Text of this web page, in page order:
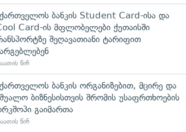
ბანკის Student Card-ისა და
Card-ის მფლობელები ქუთაისში
შეღავათიანი ტარიფით
წინ
ბანკის ორგანიზებით, მცირე და
ბიზნესისთვის შრომის უსაფრთხოების
გაიმართა
წინ